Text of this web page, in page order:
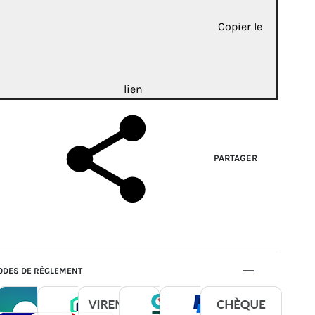
Copier le
lien
PARTAGER
DE RÈGLEMENT